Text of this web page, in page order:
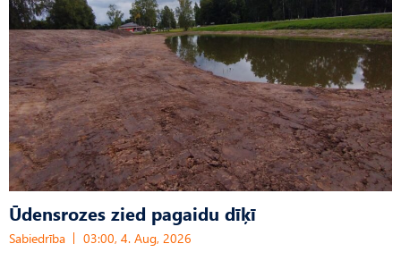
Ūdensrozes zied pagaidu dīķī
Sabiedrība 03:00, 4. Aug, 2026